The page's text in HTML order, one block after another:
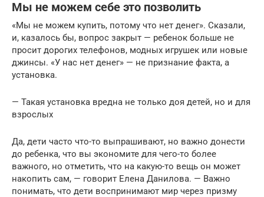
Мы не можем себе это позволить
«Мы не можем купить, потому что нет денег». Сказали,
и, казалось бы, вопрос закрыт — ребенок больше не
просит дорогих телефонов, модных игрушек или новые
джинсы. «У нас нет денег» — не признание факта, а
установка.
— Такая установка вредна не только доя детей, но и для
взрослых
Да, дети часто что-то выпрашивают, но важно донести
до ребенка, что вы экономите для чего-то более
важного, но отметить, что на какую-то вещь он может
накопить сам, — говорит Елена Данилова. — Важно
понимать, что дети воспринимают мир через призму